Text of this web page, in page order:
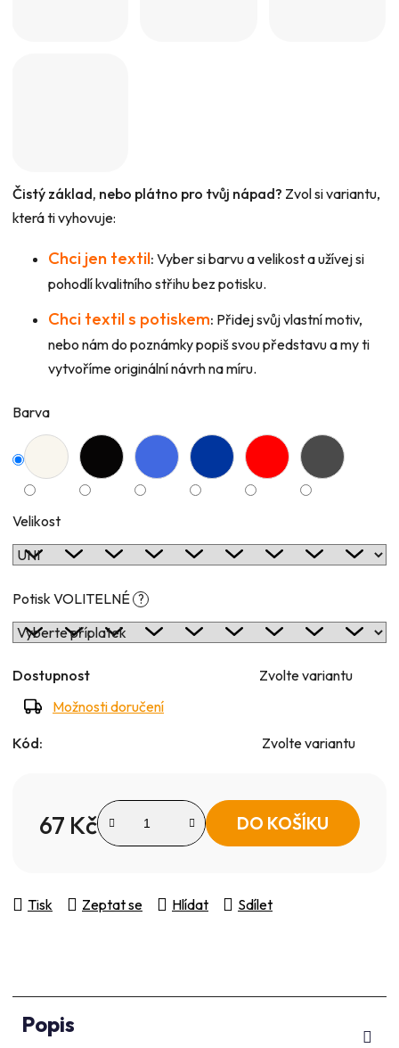
Čistý základ, nebo plátno pro tvůj nápad? Zvol si variantu,
která ti vyhovuje:
Chci jen textil: Vyber si barvu a velikost a užívej si
pohodlí kvalitního střihu bez potisku.
Chci textil s potiskem: Přidej svůj vlastní motiv,
nebo nám do poznámky popiš svou představu a my ti
vytvoříme originální návrh na míru.
Barva
Velikost
Potisk VOLITELNÉ ?
Dostupnost
Zvolte variantu
Možnosti doručení
Kód: Zvolte variantu
67 Kč
Měrná cena:
DO KOŠÍKU
Tisk Zeptat se Hlídat Sdílet
Popis